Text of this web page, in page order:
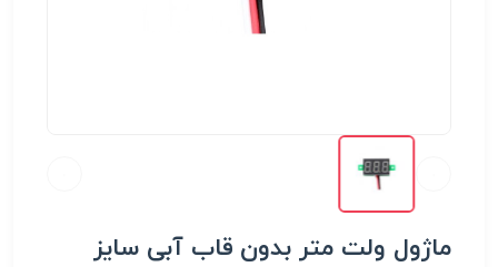
ماژول ولت متر بدون قاب آبی سایز